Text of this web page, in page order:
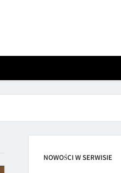
NOWOŚCI W SERWISIE